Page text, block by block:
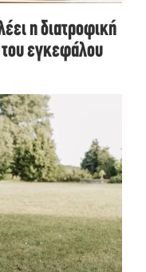
η διατροφική
του εγκεφάλου